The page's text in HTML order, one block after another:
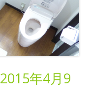
2015年4月9